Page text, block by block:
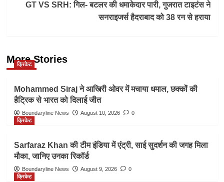
GT VS SRH: गिल- बटलर की धमाकेदार पारी, गुजरात टाइटंस ने
सनराइजर्स हैदराबाद को 38 रन से हराया
More Stories
क्रिकेट
Mohammed Siraj ने आखिरी ओवर में मचाया धमाल, छक्कों की
हैट्रिक से भारत को दिलाई जीत
Boundaryline News August 10, 2026
0
क्रिकेट
Sarfaraz Khan की टीम इंडिया में एंट्री, साई सुदर्शन की जगह मिला
मौका, जानिए उनका रिकॉर्ड
Boundaryline News August 9, 2026
0
क्रिकेट